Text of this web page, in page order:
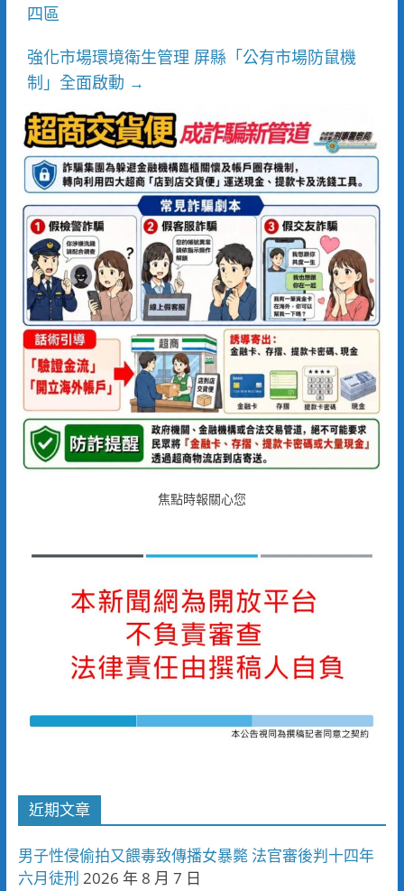
四區
強化市場環境衛生管理 屏縣「公有市場防鼠機
制」全面啟動 →
焦點時報關心您
近期文章
男子性侵偷拍又餵毒致傳播女暴斃 法官審後判十四年
六月徒刑 2026 年 8 月 7 日